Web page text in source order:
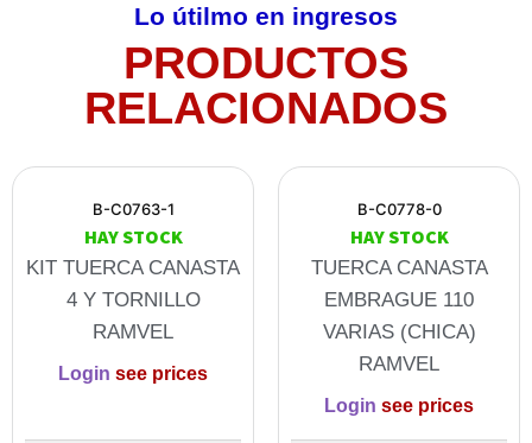
Lo útilmo en ingresos
PRODUCTOS
RELACIONADOS
B-C0763-1
HAY STOCK
KIT TUERCA CANASTA
4 Y TORNILLO
RAMVEL
Login see prices
B-C0778-0
HAY STOCK
TUERCA CANASTA
EMBRAGUE 110
VARIAS (CHICA)
RAMVEL
Login see prices